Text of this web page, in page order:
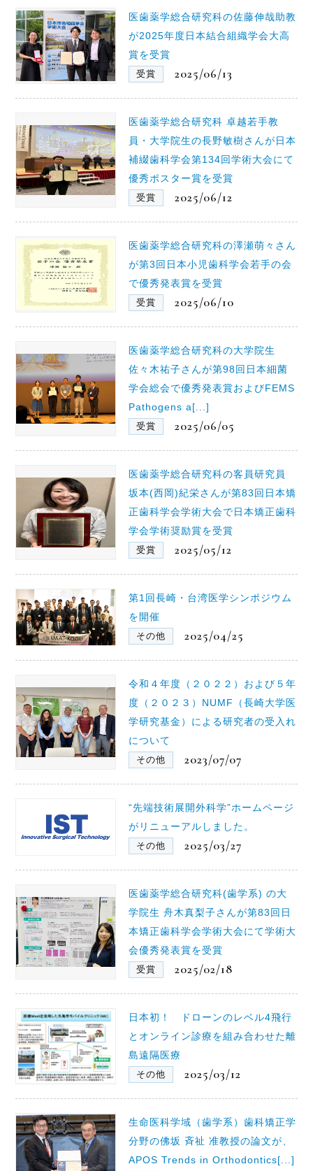
医歯薬学総合研究科の佐藤伸哉助教
が2025年度日本結合組織学会大高
賞を受賞
受賞
2025/06/13
医歯薬学総合研究科 卓越若手教
員・大学院生の長野敏樹さんが日本
補綴歯科学会第134回学術大会にて
優秀ポスター賞を受賞
受賞
2025/06/12
医歯薬学総合研究科の澤瀬萌々さん
が第3回日本小児歯科学会若手の会
で優秀発表賞を受賞
受賞
2025/06/10
医歯薬学総合研究科の大学院生
佐々木祐子さんが第98回日本細菌
学会総会で優秀発表賞およびFEMS
Pathogens a[...]
受賞
2025/06/05
医歯薬学総合研究科の客員研究員
坂本(西岡)紀栄さんが第83回日本矯
正歯科学会学術大会で日本矯正歯科
学会学術奨励賞を受賞
受賞
2025/05/12
第1回長崎・台湾医学シンポジウム
を開催
その他
2025/04/25
令和４年度（２０２２）および５年
度（２０２３）NUMF（長崎大学医
学研究基金）による研究者の受入れ
について
その他
2023/07/07
“先端技術展開外科学”ホームページ
がリニューアルしました。
その他
2025/03/27
医歯薬学総合研究科(歯学系) の大
学院生 舟木真梨子さんが第83回日
本矯正歯科学会学術大会にて学術大
会優秀発表賞を受賞
受賞
2025/02/18
日本初！ ドローンのレベル4飛行
とオンライン診療を組み合わせた離
島遠隔医療
その他
2025/03/12
生命医科学域（歯学系）歯科矯正学
分野の佛坂 斉祉 准教授の論文が、
APOS Trends in Orthodontics[...]